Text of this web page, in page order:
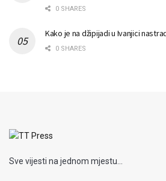
0 SHARES
Kako je na džipijadi u Ivanjici
0 SHARES
Sve vijesti na jednom mjestu...